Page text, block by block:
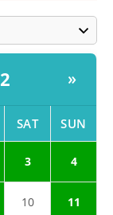
»
SAT SUN
3 4
10 11